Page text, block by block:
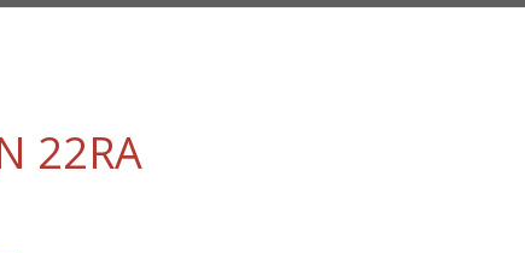
22RA